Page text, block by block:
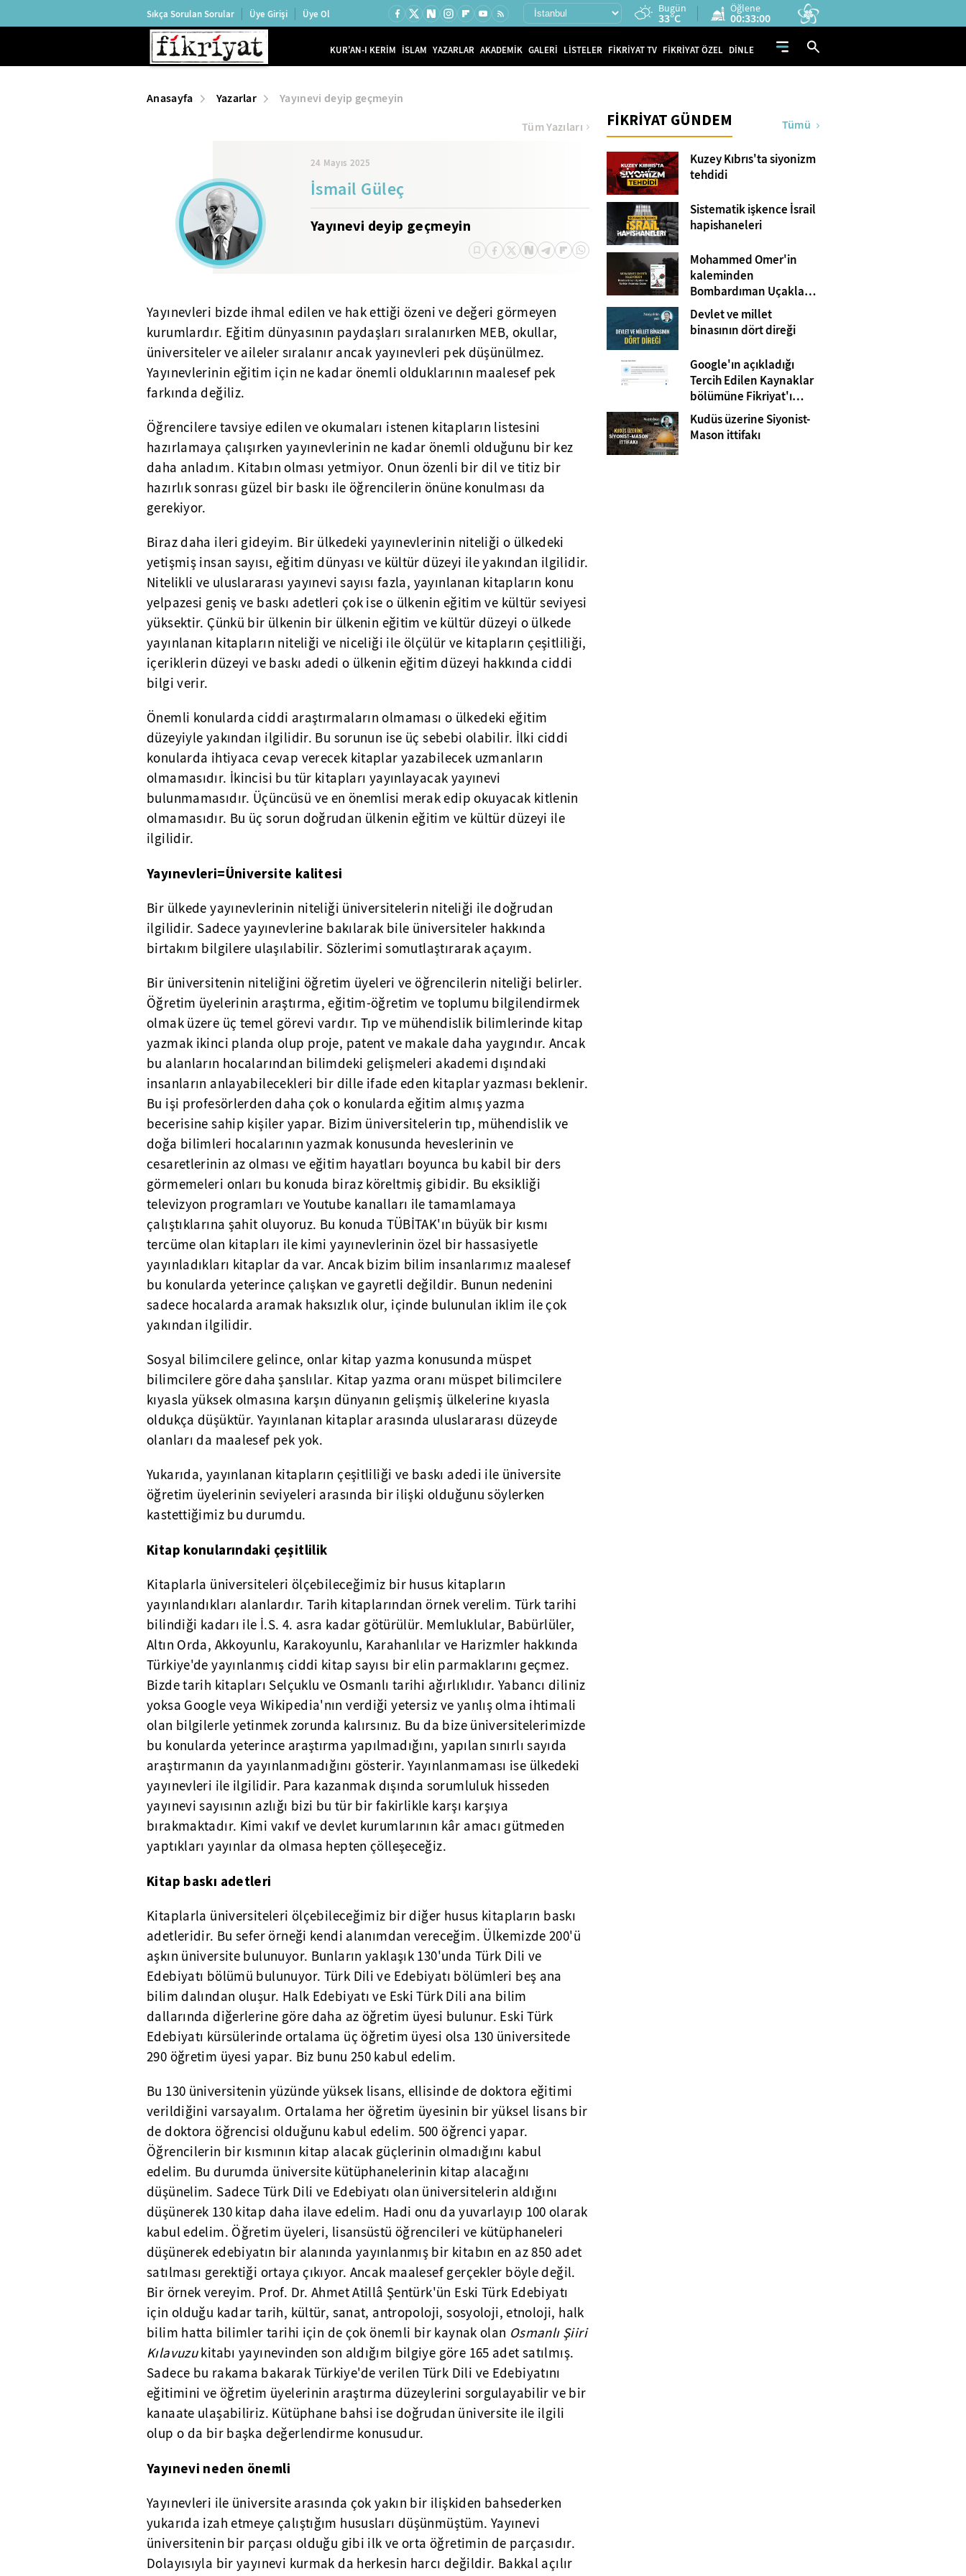
Sıkça Sorulan Sorular Üye Girişi Üye Ol Bugün
33°C
Öğlene
00:32:59
KUR'AN-I KERİM İSLAM YAZARLAR AKADEMİK GALERİ LİSTELER FİKRİYAT TV FİKRİYAT ÖZEL DİNLE
Anasayfa Yazarlar Yayınevi deyip geçmeyin
24 Mayıs 2025
İsmail Güleç
Yayınevi deyip geçmeyin
Tüm Yazıları
Yayınevleri bizde ihmal edilen ve hak ettiği özeni ve değeri görmeyen
kurumlardır. Eğitim dünyasının paydaşları sıralanırken MEB, okullar,
üniversiteler ve aileler sıralanır ancak yayınevleri pek düşünülmez.
Yayınevlerinin eğitim için ne kadar önemli olduklarının maalesef pek
farkında değiliz.
Öğrencilere tavsiye edilen ve okumaları istenen kitapların listesini
hazırlamaya çalışırken yayınevlerinin ne kadar önemli olduğunu bir kez
daha anladım. Kitabın olması yetmiyor. Onun özenli bir dil ve titiz bir
hazırlık sonrası güzel bir baskı ile öğrencilerin önüne konulması da
gerekiyor.
Biraz daha ileri gideyim. Bir ülkedeki yayınevlerinin niteliği o ülkedeki
yetişmiş insan sayısı, eğitim dünyası ve kültür düzeyi ile yakından ilgilidir.
Nitelikli ve uluslararası yayınevi sayısı fazla, yayınlanan kitapların konu
yelpazesi geniş ve baskı adetleri çok ise o ülkenin eğitim ve kültür seviyesi
yüksektir. Çünkü bir ülkenin bir ülkenin eğitim ve kültür düzeyi o ülkede
yayınlanan kitapların niteliği ve niceliği ile ölçülür ve kitapların çeşitliliği,
içeriklerin düzeyi ve baskı adedi o ülkenin eğitim düzeyi hakkında ciddi
bilgi verir.
Önemli konularda ciddi araştırmaların olmaması o ülkedeki eğitim
düzeyiyle yakından ilgilidir. Bu sorunun ise üç sebebi olabilir. İlki ciddi
konularda ihtiyaca cevap verecek kitaplar yazabilecek uzmanların
olmamasıdır. İkincisi bu tür kitapları yayınlayacak yayınevi
bulunmamasıdır. Üçüncüsü ve en önemlisi merak edip okuyacak kitlenin
olmamasıdır. Bu üç sorun doğrudan ülkenin eğitim ve kültür düzeyi ile
ilgilidir.
Yayınevleri=Üniversite kalitesi
Bir ülkede yayınevlerinin niteliği üniversitelerin niteliği ile doğrudan
ilgilidir. Sadece yayınevlerine bakılarak bile üniversiteler hakkında
birtakım bilgilere ulaşılabilir. Sözlerimi somutlaştırarak açayım.
Bir üniversitenin niteliğini öğretim üyeleri ve öğrencilerin niteliği belirler.
Öğretim üyelerinin araştırma, eğitim-öğretim ve toplumu bilgilendirmek
olmak üzere üç temel görevi vardır. Tıp ve mühendislik bilimlerinde kitap
yazmak ikinci planda olup proje, patent ve makale daha yaygındır. Ancak
bu alanların hocalarından bilimdeki gelişmeleri akademi dışındaki
insanların anlayabilecekleri bir dille ifade eden kitaplar yazması beklenir.
Bu işi profesörlerden daha çok o konularda eğitim almış yazma
becerisine sahip kişiler yapar. Bizim üniversitelerin tıp, mühendislik ve
doğa bilimleri hocalarının yazmak konusunda heveslerinin ve
cesaretlerinin az olması ve eğitim hayatları boyunca bu kabil bir ders
görmemeleri onları bu konuda biraz köreltmiş gibidir. Bu eksikliği
televizyon programları ve Youtube kanalları ile tamamlamaya
çalıştıklarına şahit oluyoruz. Bu konuda TÜBİTAK'ın büyük bir kısmı
tercüme olan kitapları ile kimi yayınevlerinin özel bir hassasiyetle
yayınladıkları kitaplar da var. Ancak bizim bilim insanlarımız maalesef
bu konularda yeterince çalışkan ve gayretli değildir. Bunun nedenini
sadece hocalarda aramak haksızlık olur, içinde bulunulan iklim ile çok
yakından ilgilidir.
Sosyal bilimcilere gelince, onlar kitap yazma konusunda müspet
bilimcilere göre daha şanslılar. Kitap yazma oranı müspet bilimcilere
kıyasla yüksek olmasına karşın dünyanın gelişmiş ülkelerine kıyasla
oldukça düşüktür. Yayınlanan kitaplar arasında uluslararası düzeyde
olanları da maalesef pek yok.
Yukarıda, yayınlanan kitapların çeşitliliği ve baskı adedi ile üniversite
öğretim üyelerinin seviyeleri arasında bir ilişki olduğunu söylerken
kastettiğimiz bu durumdu.
Kitap konularındaki çeşitlilik
Kitaplarla üniversiteleri ölçebileceğimiz bir husus kitapların
yayınlandıkları alanlardır. Tarih kitaplarından örnek verelim. Türk tarihi
bilindiği kadarı ile İ.S. 4. asra kadar götürülür. Memluklular, Babürlüler,
Altın Orda, Akkoyunlu, Karakoyunlu, Karahanlılar ve Harizmler hakkında
Türkiye'de yayınlanmış ciddi kitap sayısı bir elin parmaklarını geçmez.
Bizde tarih kitapları Selçuklu ve Osmanlı tarihi ağırlıklıdır. Yabancı diliniz
yoksa Google veya Wikipedia'nın verdiği yetersiz ve yanlış olma ihtimali
olan bilgilerle yetinmek zorunda kalırsınız. Bu da bize üniversitelerimizde
bu konularda yeterince araştırma yapılmadığını, yapılan sınırlı sayıda
araştırmanın da yayınlanmadığını gösterir. Yayınlanmaması ise ülkedeki
yayınevleri ile ilgilidir. Para kazanmak dışında sorumluluk hisseden
yayınevi sayısının azlığı bizi bu tür bir fakirlikle karşı karşıya
bırakmaktadır. Kimi vakıf ve devlet kurumlarının kâr amacı gütmeden
yaptıkları yayınlar da olmasa hepten çölleşeceğiz.
Kitap baskı adetleri
Kitaplarla üniversiteleri ölçebileceğimiz bir diğer husus kitapların baskı
adetleridir. Bu sefer örneği kendi alanımdan vereceğim. Ülkemizde 200'ü
aşkın üniversite bulunuyor. Bunların yaklaşık 130'unda Türk Dili ve
Edebiyatı bölümü bulunuyor. Türk Dili ve Edebiyatı bölümleri beş ana
bilim dalından oluşur. Halk Edebiyatı ve Eski Türk Dili ana bilim
dallarında diğerlerine göre daha az öğretim üyesi bulunur. Eski Türk
Edebiyatı kürsülerinde ortalama üç öğretim üyesi olsa 130 üniversitede
290 öğretim üyesi yapar. Biz bunu 250 kabul edelim.
Bu 130 üniversitenin yüzünde yüksek lisans, ellisinde de doktora eğitimi
verildiğini varsayalım. Ortalama her öğretim üyesinin bir yüksel lisans bir
de doktora öğrencisi olduğunu kabul edelim. 500 öğrenci yapar.
Öğrencilerin bir kısmının kitap alacak güçlerinin olmadığını kabul
edelim. Bu durumda üniversite kütüphanelerinin kitap alacağını
düşünelim. Sadece Türk Dili ve Edebiyatı olan üniversitelerin aldığını
düşünerek 130 kitap daha ilave edelim. Hadi onu da yuvarlayıp 100 olarak
kabul edelim. Öğretim üyeleri, lisansüstü öğrencileri ve kütüphaneleri
düşünerek edebiyatın bir alanında yayınlanmış bir kitabın en az 850 adet
satılması gerektiği ortaya çıkıyor. Ancak maalesef gerçekler böyle değil.
Bir örnek vereyim. Prof. Dr. Ahmet Atillâ Şentürk'ün Eski Türk Edebiyatı
için olduğu kadar tarih, kültür, sanat, antropoloji, sosyoloji, etnoloji, halk
bilim hatta bilimler tarihi için de çok önemli bir kaynak olan Osmanlı Şiiri
Kılavuzukitabı yayınevinden son aldığım bilgiye göre 165 adet satılmış.
Sadece bu rakama bakarak Türkiye'de verilen Türk Dili ve Edebiyatını
eğitimini ve öğretim üyelerinin araştırma düzeylerini sorgulayabilir ve bir
kanaate ulaşabiliriz. Kütüphane bahsi ise doğrudan üniversite ile ilgili
olup o da bir başka değerlendirme konusudur.
Yayınevi neden önemli
Yayınevleri ile üniversite arasında çok yakın bir ilişkiden bahsederken
yukarıda izah etmeye çalıştığım hususları düşünmüştüm. Yayınevi
üniversitenin bir parçası olduğu gibi ilk ve orta öğretimin de parçasıdır.
Dolayısıyla bir yayınevi kurmak da herkesin harcı değildir. Bakkal açılır
FİKRİYAT GÜNDEM Tümü
Kuzey Kıbrıs'ta siyonizm
tehdidi
Sistematik işkence İsrail
hapishaneleri
Mohammed Omer'in
kaleminden
Bombardıman Uçakları
ve Tanklar Arasında
Gazze
Devlet ve millet
binasının dört direği
Google'ın açıkladığı
Tercih Edilen Kaynaklar
bölümüne Fikriyat'ı
eklemeyi unutmayın!
Kudüs üzerine Siyonist-
Mason ittifakı